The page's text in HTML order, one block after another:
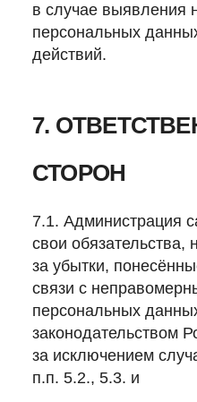
в случае выявления
персональных
действий.
7.
СТОРОН
7.1. Администрация
свои обязательства,
за убытки,
связи с
персональных
законодательством
за исключением
п.п. 5.2., 5.3. и